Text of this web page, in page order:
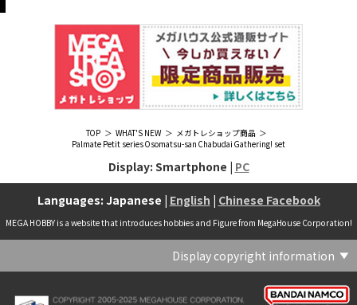
TOP WHAT'S NEW
メガトレショップ商品
Palmate Petit series Osomatsu-san Chabudai Gathering! set
Display: Smartphone | PC
Languages: Japanese | English | Chinese Facebook
MEGA HOBBY is a website that introduces hobbies and Figure from MegaHouse Corporation!
Display copyright information